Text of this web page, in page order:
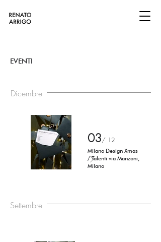
EVENTI
Dicembre
03/ 12
Milano Design Xmas
/ Talenti via Manzoni,
Milano
Settembre